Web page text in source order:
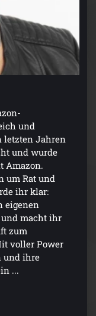
und
letzten Jahren
und wurde
Amazon.
um Rat und
ihr klar:
eigenen
macht ihr
zum
voller Power
und ihre
...